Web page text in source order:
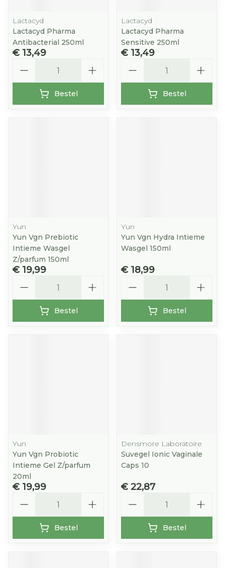
Lactacyd
Lactacyd Pharma
Antibacterial 250ml
€ 13,49
Bestel
Lactacyd
Lactacyd Pharma
Sensitive 250ml
€ 13,49
Bestel
Yun
Yun Vgn Prebiotic
Intieme Wasgel
Z/parfum 150ml
€ 19,99
Bestel
Yun
Yun Vgn Hydra Intieme
Wasgel 150ml
€ 18,99
Bestel
Yun
Yun Vgn Probiotic
Intieme Gel Z/parfum
20ml
€ 19,99
Bestel
Densmore Laboratoire
Suvegel Ionic Vaginale
Caps 10
€ 22,87
Bestel